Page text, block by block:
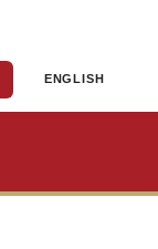
ENGLISH